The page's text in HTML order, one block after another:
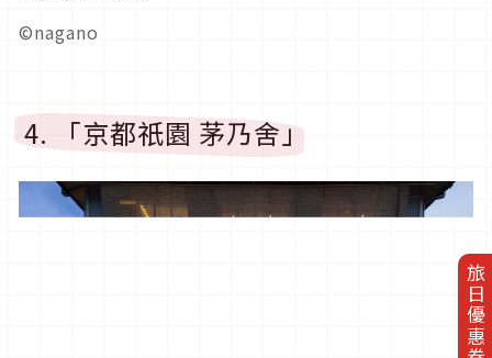
旅日優惠券
©nagano
4. 「京都祇園 茅乃舍」